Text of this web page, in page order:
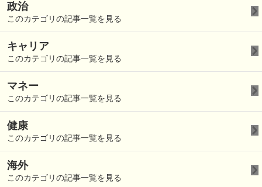
政治
このカテゴリの記事一覧を見る
キャリア
このカテゴリの記事一覧を見る
マネー
このカテゴリの記事一覧を見る
健康
このカテゴリの記事一覧を見る
海外
このカテゴリの記事一覧を見る